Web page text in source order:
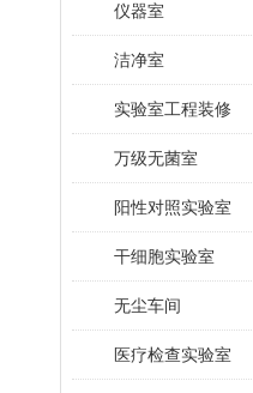
仪器室
洁净室
实验室工程装修
万级无菌室
阳性对照实验室
干细胞实验室
无尘车间
医疗检查实验室